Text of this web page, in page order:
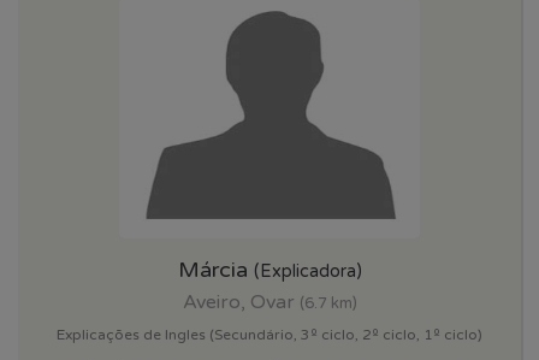
Márcia (Explicadora)
Aveiro, Ovar (6.7 km)
Explicações de Ingles (Secundário, 3º ciclo, 2º ciclo, 1º ciclo)